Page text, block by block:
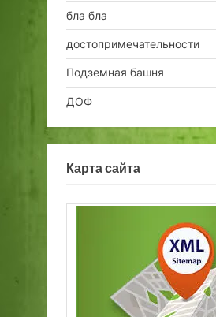
бла бла
достопримечательности
Подземная башня
ДОФ
Карта сайта